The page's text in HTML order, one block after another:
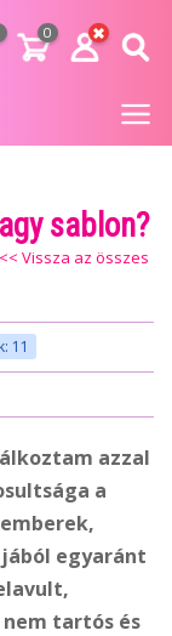
0
sablon?
<< Vissza az összes
11
azzal
a
egyaránt
tartós és